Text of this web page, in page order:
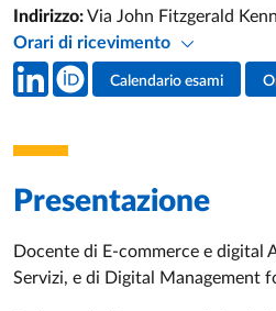
Indirizzo:Via John Fitzgerald
Orari di ricevimento
Social del docente
Calendario esami
Presentazione
Docente di E-commerce e digital
Servizi, e di Digital Management